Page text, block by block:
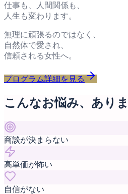
仕事も、人間関係も、
人生も変わります。
無理に頑張るのではなく、
自然体で愛され、
信頼される女性へ。
プログラム詳細を見る
こんなお悩み、あり
商談が決まらない
高単価が怖い
自信がない